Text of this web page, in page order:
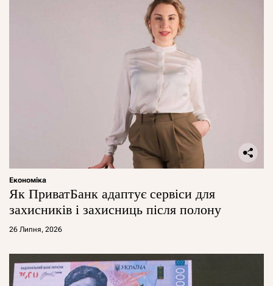
Економіка
Як ПриватБанк адаптує сервіси для
захисників і захисниць після полону
26 Липня, 2026